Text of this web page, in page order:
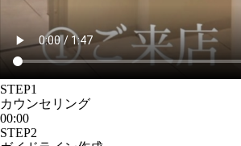
STEP1
カウンセリング
00:00
STEP2